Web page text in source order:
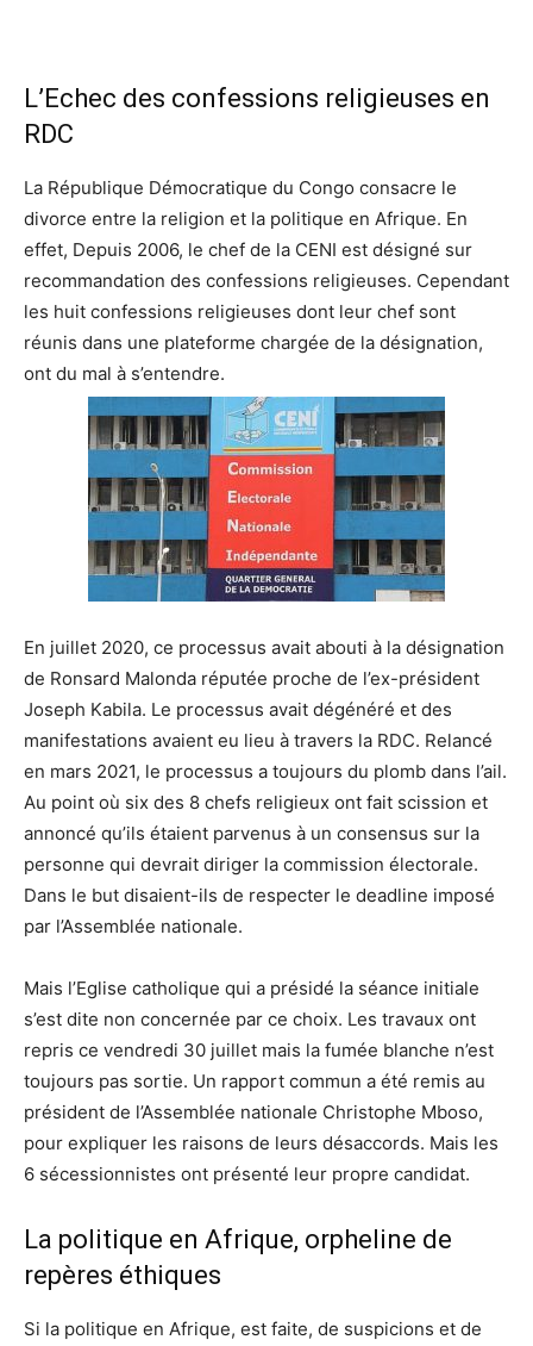
L’Echec des confessions religieuses en
RDC
La République Démocratique du Congo consacre le
divorce entre la religion et la politique en Afrique. En
effet, Depuis 2006, le chef de la CENI est désigné sur
recommandation des confessions religieuses. Cependant
les huit confessions religieuses dont leur chef sont
réunis dans une plateforme chargée de la désignation,
ont du mal à s’entendre.
En juillet 2020, ce processus avait abouti à la désignation
de Ronsard Malonda réputée proche de l’ex-président
Joseph Kabila. Le processus avait dégénéré et des
manifestations avaient eu lieu à travers la RDC. Relancé
en mars 2021, le processus a toujours du plomb dans l’ail.
Au point où six des 8 chefs religieux ont fait scission et
annoncé qu’ils étaient parvenus à un consensus sur la
personne qui devrait diriger la commission électorale.
Dans le but disaient-ils de respecter le deadline imposé
par l’Assemblée nationale.
Mais l’Eglise catholique qui a présidé la séance initiale
s’est dite non concernée par ce choix. Les travaux ont
repris ce vendredi 30 juillet mais la fumée blanche n’est
toujours pas sortie. Un rapport commun a été remis au
président de l’Assemblée nationale Christophe Mboso,
pour expliquer les raisons de leurs désaccords. Mais les
6 sécessionnistes ont présenté leur propre candidat.
La politique en Afrique, orpheline de
repères éthiques
Si la politique en Afrique, est faite, de suspicions et de